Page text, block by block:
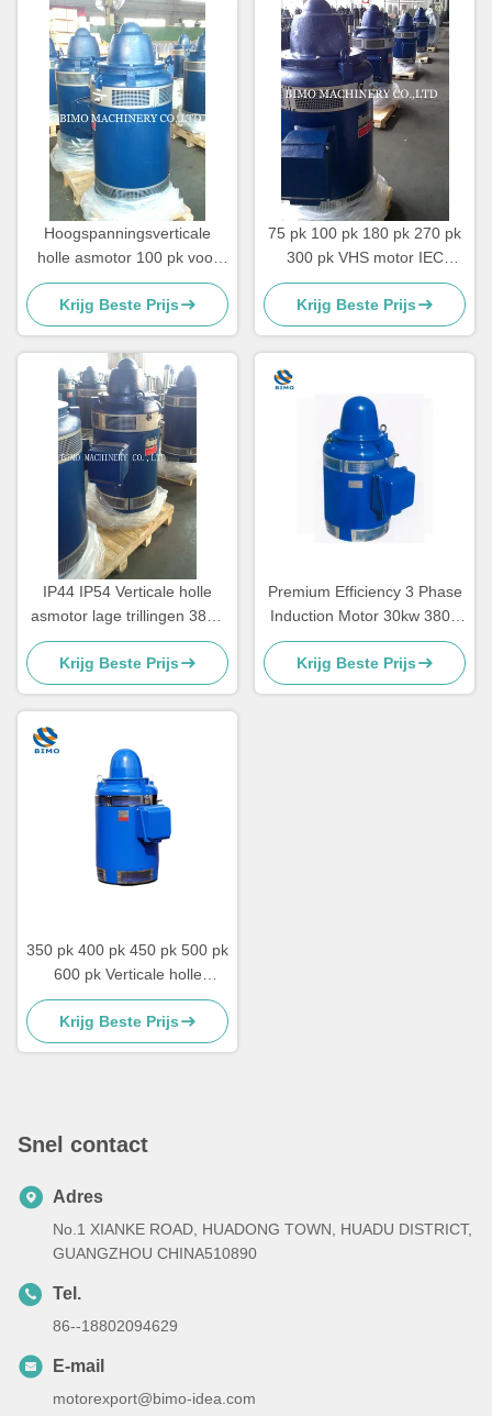
Hoogspanningsverticale
holle asmotor 100 pk voor
diepwaterpomp
Krijg Beste Prijs
75 pk 100 pk 180 pk 270 pk
300 pk VHS motor IEC
standaard NEMA standaard
Krijg Beste Prijs
IP44 IP54 Verticale holle
asmotor lage trillingen 380V
660V
Krijg Beste Prijs
Premium Efficiency 3 Phase
Induction Motor 30kw 380V
660V VHS motor
Krijg Beste Prijs
350 pk 400 pk 450 pk 500 pk
600 pk Verticale holle
asmotor IEC / NEMA
standaard
Krijg Beste Prijs
Snel contact
Adres
No.1 XIANKE ROAD, HUADONG TOWN, HUADU DISTRICT,
GUANGZHOU CHINA510890
Tel.
86--18802094629
E-mail
motorexport@bimo-idea.com